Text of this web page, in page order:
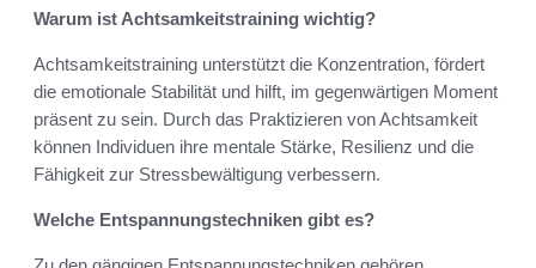
Warum ist Achtsamkeitstraining wichtig?
Achtsamkeitstraining unterstützt die Konzentration, fördert
die emotionale Stabilität und hilft, im gegenwärtigen Moment
präsent zu sein. Durch das Praktizieren von Achtsamkeit
können Individuen ihre mentale Stärke, Resilienz und die
Fähigkeit zur Stressbewältigung verbessern.
Welche Entspannungstechniken gibt es?